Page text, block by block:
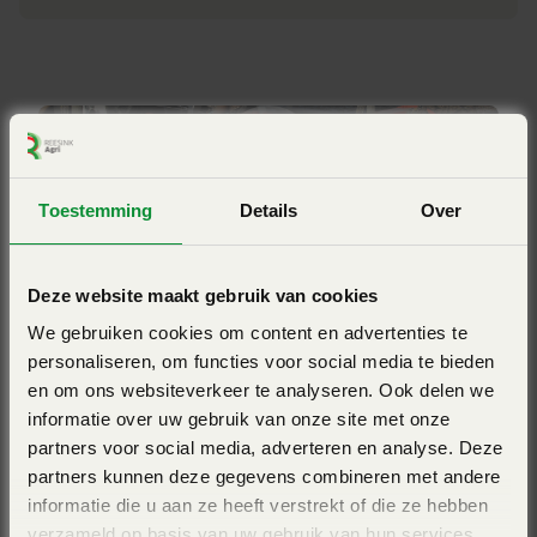
Toestemming Details Over
Deze website maakt gebruik van cookies
We gebruiken cookies om content en advertenties te
personaliseren, om functies voor social media te bieden
en om ons websiteverkeer te analyseren. Ook delen we
informatie over uw gebruik van onze site met onze
partners voor social media, adverteren en analyse. Deze
partners kunnen deze gegevens combineren met andere
informatie die u aan ze heeft verstrekt of die ze hebben
zijdelings versteld worden. Dit om direct langs de struiken
te kunnen versnipperen.
Extreme betrouwbaarheid
Het nieuwe ontwerp van de hamerklepel zorgt ervoor dat
de rotor niet wordt beschadigd.
Bespaar tijd en geld
16
Model
BV
Bekijk ook eens